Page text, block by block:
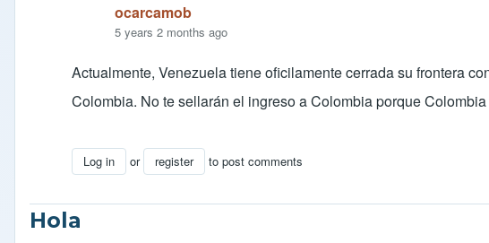
ocarcamob
5 years 2 months ago
Actualmente, Venezuela tiene oficilamente cerrada su frontera
Colombia. No te sellarán el ingreso a Colombia porque
Log in or register to post comments
In reply to dudabyestef93
Hola